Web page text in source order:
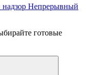
Непрерывный
готовые